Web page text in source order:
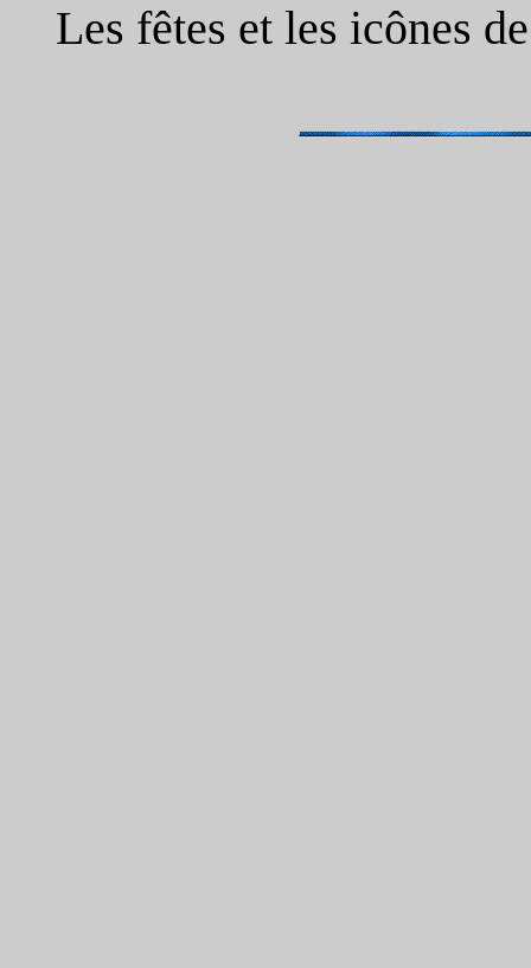
Les fêtes et les icônes